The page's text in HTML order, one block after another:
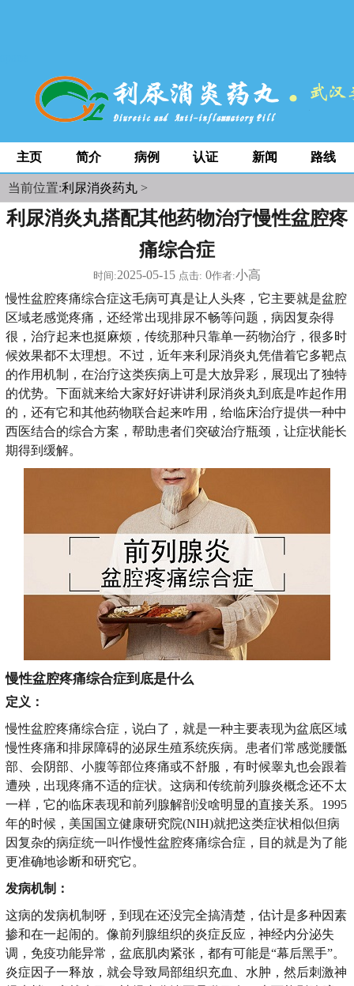
主页 简介 病例 认证 新闻 路线
当前位置:利尿消炎药丸 >
利尿消炎丸搭配其他药物治疗慢性盆腔疼
痛综合症
时间:2025-05-15 点击: 0作者:小高
慢性盆腔疼痛综合症这毛病可真是让人头疼，它主要就是盆腔
区域老感觉疼痛，还经常出现排尿不畅等问题，病因复杂得
很，治疗起来也挺麻烦，传统那种只靠单一药物治疗，很多时
候效果都不太理想。不过，近年来利尿消炎丸凭借着它多靶点
的作用机制，在治疗这类疾病上可是大放异彩，展现出了独特
的优势。下面就来给大家好好讲讲利尿消炎丸到底是咋起作用
的，还有它和其他药物联合起来咋用，给临床治疗提供一种中
西医结合的综合方案，帮助患者们突破治疗瓶颈，让症状能长
期得到缓解。
慢性盆腔疼痛综合症到底是什么
定义：
慢性盆腔疼痛综合症，说白了，就是一种主要表现为盆底区域
慢性疼痛和排尿障碍的泌尿生殖系统疾病。患者们常感觉腰骶
部、会阴部、小腹等部位疼痛或不舒服，有时候睾丸也会跟着
遭殃，出现疼痛不适的症状。这病和传统前列腺炎概念还不太
一样，它的临床表现和前列腺解剖没啥明显的直接关系。1995
年的时候，美国国立健康研究院(NIH)就把这类症状相似但病
因复杂的病症统一叫作慢性盆腔疼痛综合症，目的就是为了能
更准确地诊断和研究它。
发病机制：
这病的发病机制呀，到现在还没完全搞清楚，估计是多种因素
掺和在一起闹的。像前列腺组织的炎症反应，神经内分泌失
调，免疫功能异常，盆底肌肉紧张，都有可能是“幕后黑手”。
炎症因子一释放，就会导致局部组织充血、水肿，然后刺激神